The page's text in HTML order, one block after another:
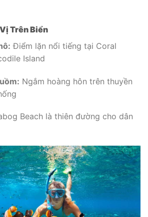
Trên Biển
Điểm lặn nổi tiếng tại Coral
Island
Ngắm hoàng hôn trên thuyền
Beach là thiên đường cho dân